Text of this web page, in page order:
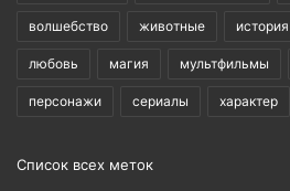
волшебство животные история
любовь магия мультфильмы
персонажи сериалы характер
Список всех меток